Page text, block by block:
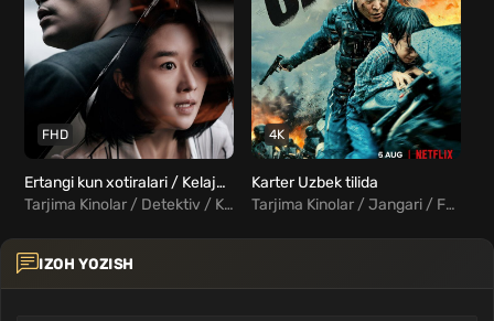
FHD
Ertangi kun xotiralari / Kelajakdan xotiralar Uzbek tilida
Tarjima Kinolar / Detektiv / Kriminal / Triller / Xorij Kinolar Uzbek Tilida
4K
Karter Uzbek tilida
Tarjima Kinolar / Jangari / Fantastika / Xorij Kinolar Uzbek Tilida
IZOH YOZISH